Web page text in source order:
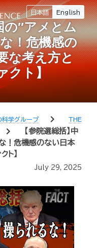
日本語 English
の″アメとム
！危機感の
な考え方と
クト】
科学グループ chevron_right
THE
chevron_right
【参院選総括】中
！危機感のない日本
ト】
July 29, 2025